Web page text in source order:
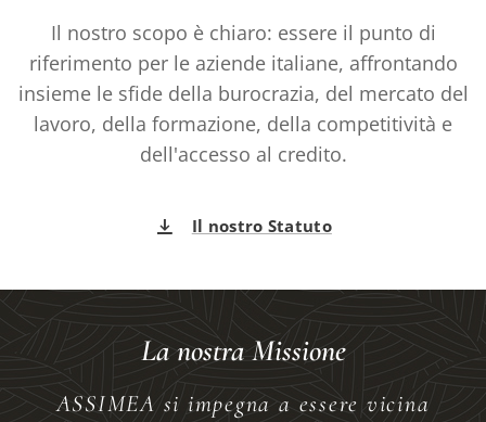
Il nostro scopo è chiaro: essere il punto di
riferimento per le aziende italiane, affrontando
insieme le sfide della burocrazia, del mercato del
lavoro, della formazione, della competitività e
dell'accesso al credito.
Il nostro Statuto
La nostra Missione
ASSIMEA si impegna a essere vicina